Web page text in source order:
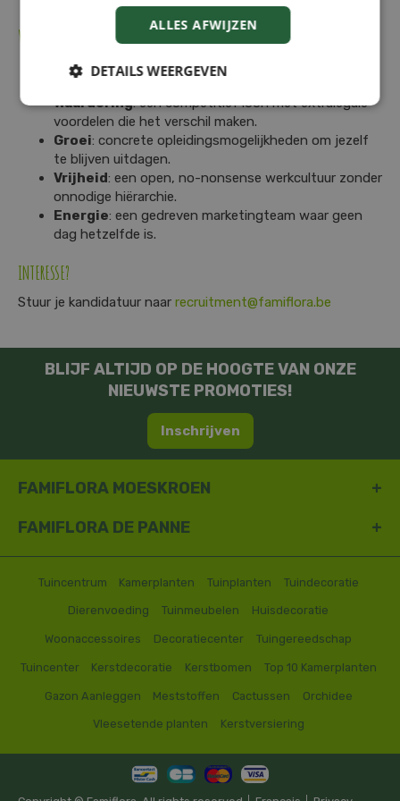
WAT BIEDEN WIJ?
Zekerheid:een voltijds vast contract als stevige
Waardering: een competitief loon met extralegale
voordelen die het verschil maken.
Groei: concrete opleidingsmogelijkheden om jezelf
te blijven uitdagen.
Vrijheid: een open, no-nonsense werkcultuur zonder
onnodige hiërarchie.
Energie: een gedreven marketingteam waar geen
dag hetzelfde is.
INTERESSE?
Stuur je kandidatuur naar recruitment@famiflora.be
BLIJF ALTIJD OP DE HOOGTE VAN ONZE
NIEUWSTE PROMOTIES!
Inschrijven
FAMIFLORA MOESKROEN
FAMIFLORA DE PANNE
Tuincentrum Kamerplanten Tuinplanten Tuindecoratie
Dierenvoeding Tuinmeubelen Huisdecoratie
Woonaccessoires Decoratiecenter Tuingereedschap
Tuincenter Kerstdecoratie Kerstbomen Top 10 Kamerplanten
Gazon Aanleggen Meststoffen Cactussen Orchidee
Vleesetende planten Kerstversiering
ALLES AFWIJZEN
DETAILS WEERGEVEN